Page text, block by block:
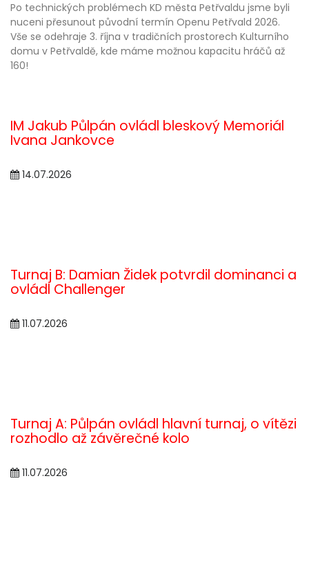
Po technických problémech KD města Petřvaldu jsme byli
nuceni přesunout původní termín Openu Petřvald 2026.
Vše se odehraje 3. října v tradičních prostorech Kulturního
domu v Petřvaldě, kde máme možnou kapacitu hráčů až
160!
IM Jakub Půlpán ovládl bleskový Memoriál
Ivana Jankovce
14.07.2026
Turnaj B: Damian Židek potvrdil dominanci a
ovládl Challenger
11.07.2026
Turnaj A: Půlpán ovládl hlavní turnaj, o vítězi
rozhodlo až závěrečné kolo
11.07.2026